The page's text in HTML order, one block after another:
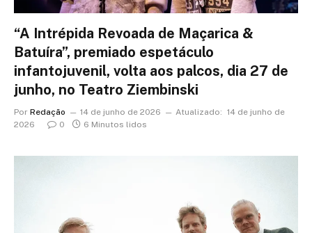
“A Intrépida Revoada de Maçarica &
Batuíra”, premiado espetáculo
infantojuvenil, volta aos palcos, dia 27 de
junho, no Teatro Ziembinski
Por Redação 14 de junho de 2026 Atualizado: 14 de junho de
2026
0 6 Minutos lidos